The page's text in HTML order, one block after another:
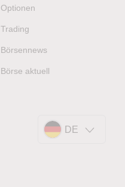
Optionen
Trading
Börsennews
Börse aktuell
DE